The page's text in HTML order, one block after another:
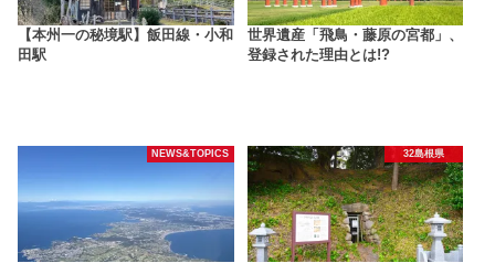
【本州一の秘境駅】飯田線・小和
田駅
世界遺産「飛鳥・藤原の宮都」、
登録された理由とは!?
NEWS&TOPICS 32島根県